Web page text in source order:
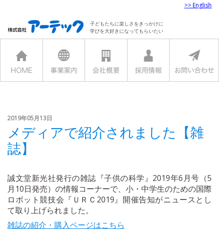
>> English
子どもたちに楽しさをきっかけに
学びを大好きになってもらいたい
2019年05月13日
メディアで紹介されました【雑
誌】
誠文堂新光社発行の雑誌『子供の科学』2019年6月号（5
月10日発売）の情報コーナーで、小・中学生のための国際
ロボット競技会『ＵＲＣ2019』開催告知がニュースとし
て取り上げられました。
雑誌の紹介・購入ページはこちら